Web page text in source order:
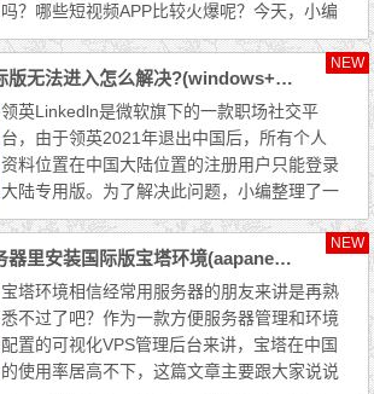
吗？哪些短视频APP比较火爆呢？今天，小编
精心挑选了13个观看影视剧的流媒体平台，走
过路过不要错过，在观看影视剧的过程中发现
精彩，体验快乐。观看体验自然是用电视比较
好，今日推荐的一些网站有TV APP，也有移
动端和电脑端使用的Web APP，分享给大家。
Netflix 这个就不用...
NEW
Linkedln领英国际版无法进入怎么解决?(windows+macOS客户端)
领英Linkedln是微软旗下的一款职场社交平
台，由于领英2021年退出中国后，所有个人
资料位置在中国大陆位置的注册用户只能登录
大陆专用版。为了解决此问题，小编整理了一
份解决方法供大家参考。请您按照下面的方法
处理。 一、Windows客户端 1. 使用记事本打
开客户端文件夹根目录下面的 user.rule 文
件，如下图所示 2. 在该文件的顶部，找到 # r
emote server: transfer with server 3. 在该行
的下面，插入新...
NEW
教你在纯IPv6服务器里安装国际版宝塔环境(aapanel图文配置)
宝塔环境相信经常用服务器的朋友来讲是再熟
悉不过了吧？作为一款方便服务器管理和环境
配置的可视化VPS管理后台来讲，宝塔在中国
的使用率居高不下，这篇文章主要跟大家说说